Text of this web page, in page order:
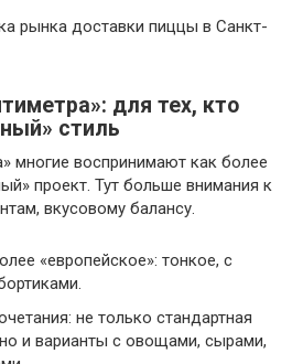
рынка доставки пиццы в Санкт-
для тех, кто
стиль
многие воспринимают как более
проект. Тут больше внимания к
вкусовому балансу.
«европейское»: тонкое, с
не только стандартная
и варианты с овощами, сырами,